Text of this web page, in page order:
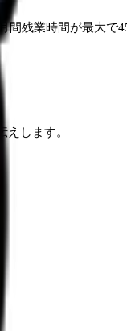
残業時間が最大で
します。